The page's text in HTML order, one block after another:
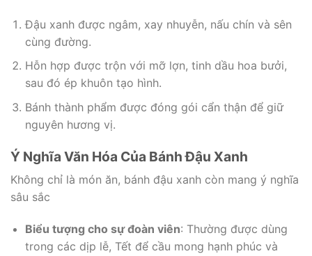
Đậu xanh được ngâm, xay nhuyễn, nấu chín và sên
cùng đường.
Hỗn hợp được trộn với mỡ lợn, tinh dầu hoa bưởi,
sau đó ép khuôn tạo hình.
Bánh thành phẩm được đóng gói cẩn thận để giữ
nguyên hương vị.
Ý Nghĩa Văn Hóa Của Bánh Đậu Xanh
Không chỉ là món ăn, bánh đậu xanh còn mang ý nghĩa
sâu sắc
Biểu tượng cho sự đoàn viên: Thường được dùng
trong các dịp lễ, Tết để cầu mong hạnh phúc và